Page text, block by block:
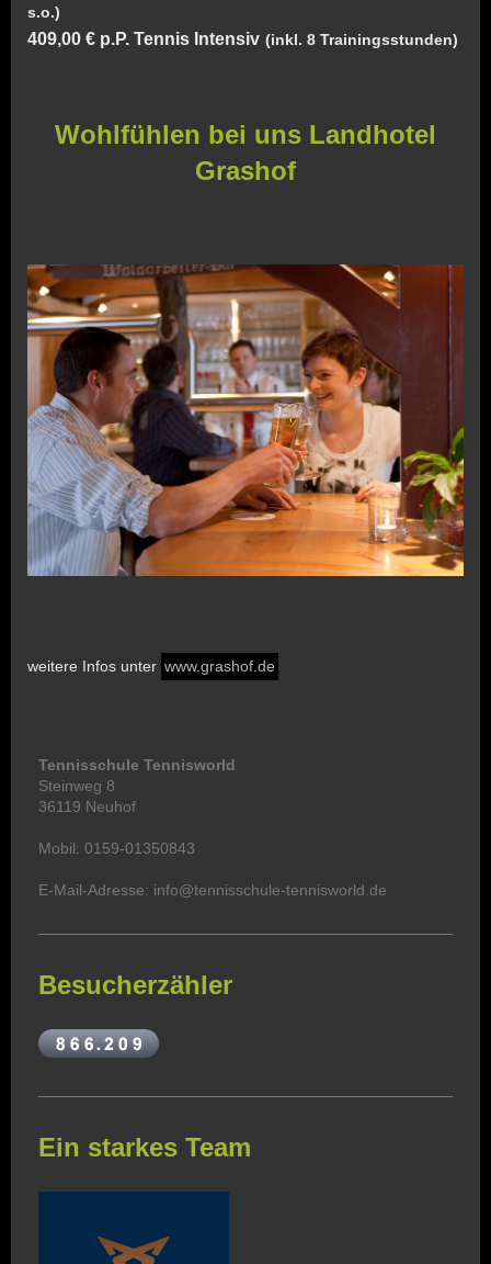
s.o.)
409,00 € p.P. Tennis Intensiv (inkl. 8 Trainingsstunden)
Wohlfühlen bei uns Landhotel
Grashof
weitere Infos unter www.grashof.de
Tennisschule Tennisworld
Steinweg 8
36119 Neuhof
Mobil: 0159-01350843
E-Mail-Adresse: info@tennisschule-tennisworld.de
Besucherzähler
Ein starkes Team